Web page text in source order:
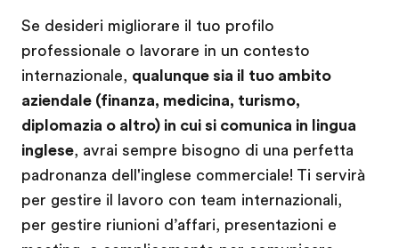
Se desideri migliorare il tuo profilo
professionale o lavorare in un contesto
internazionale, qualunque sia il tuo ambito
aziendale (finanza, medicina, turismo,
diplomazia o altro) in cui si comunica in lingua
inglese, avrai sempre bisogno di una perfetta
padronanza dell'inglese commerciale! Ti servirà
per gestire il lavoro con team internazionali,
per gestire riunioni d’affari, presentazioni e